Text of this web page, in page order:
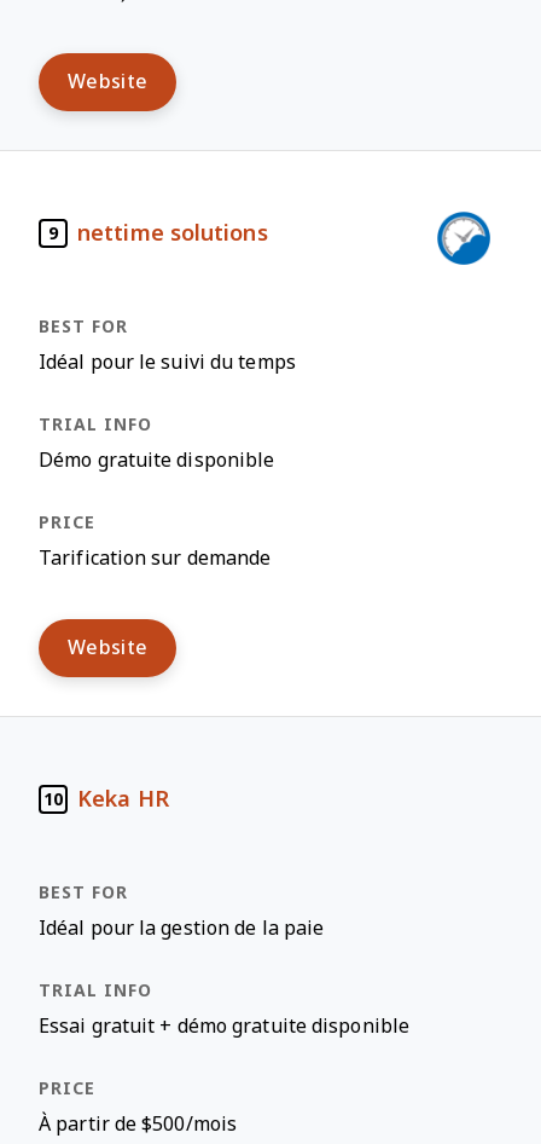
Website
9 nettime solutions
Idéal pour le suivi du temps
Démo gratuite disponible
Tarification sur demande
Website
10 Keka HR
Idéal pour la gestion de la paie
Essai gratuit + démo gratuite disponible
À partir de $500/mois